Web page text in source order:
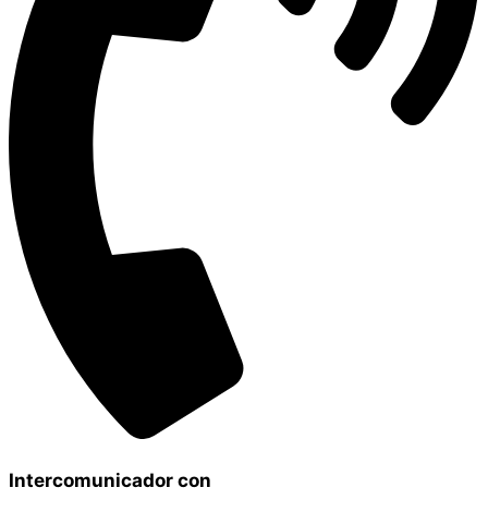
Intercomunicador con